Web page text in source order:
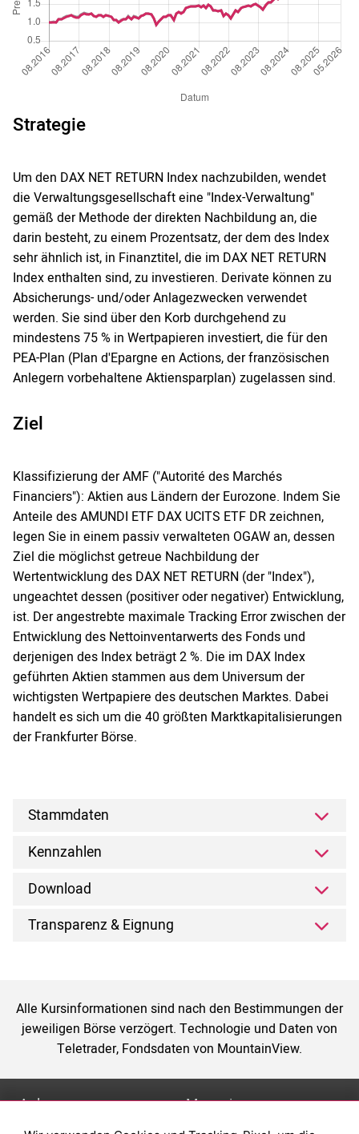
Strategie
Um den DAX NET RETURN Index nachzubilden, wendet
die Verwaltungsgesellschaft eine "Index-Verwaltung"
gemäß der Methode der direkten Nachbildung an, die
darin besteht, zu einem Prozentsatz, der dem des Index
sehr ähnlich ist, in Finanztitel, die im DAX NET RETURN
Index enthalten sind, zu investieren. Derivate können zu
Absicherungs- und/oder Anlagezwecken verwendet
werden. Sie sind über den Korb durchgehend zu
mindestens 75 % in Wertpapieren investiert, die für den
PEA-Plan (Plan d'Epargne en Actions, der französischen
Anlegern vorbehaltene Aktiensparplan) zugelassen sind.
Ziel
Klassifizierung der AMF ("Autorité des Marchés
Financiers"): Aktien aus Ländern der Eurozone. Indem Sie
Anteile des AMUNDI ETF DAX UCITS ETF DR zeichnen,
legen Sie in einem passiv verwalteten OGAW an, dessen
Ziel die möglichst getreue Nachbildung der
Wertentwicklung des DAX NET RETURN (der "Index"),
ungeachtet dessen (positiver oder negativer) Entwicklung,
ist. Der angestrebte maximale Tracking Error zwischen der
Entwicklung des Nettoinventarwerts des Fonds und
derjenigen des Index beträgt 2 %. Die im DAX Index
geführten Aktien stammen aus dem Universum der
wichtigsten Wertpapiere des deutschen Marktes. Dabei
handelt es sich um die 40 größten Marktkapitalisierungen
der Frankfurter Börse.
Stammdaten
Kennzahlen
Download
Transparenz & Eignung
Alle Kursinformationen sind nach den Bestimmungen der
jeweiligen Börse verzögert. Technologie und Daten von
Teletrader, Fondsdaten von MountainView.
Anlage Magazin